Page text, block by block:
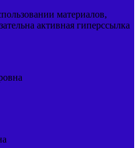
материалов,
активная гиперссылка